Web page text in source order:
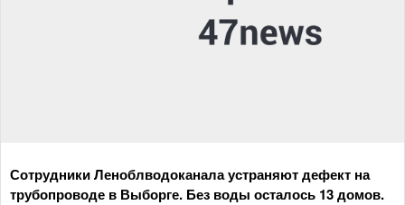
Сотрудники Леноблводоканала устраняют дефект на
трубопроводе в Выборге. Без воды осталось 13 домов.